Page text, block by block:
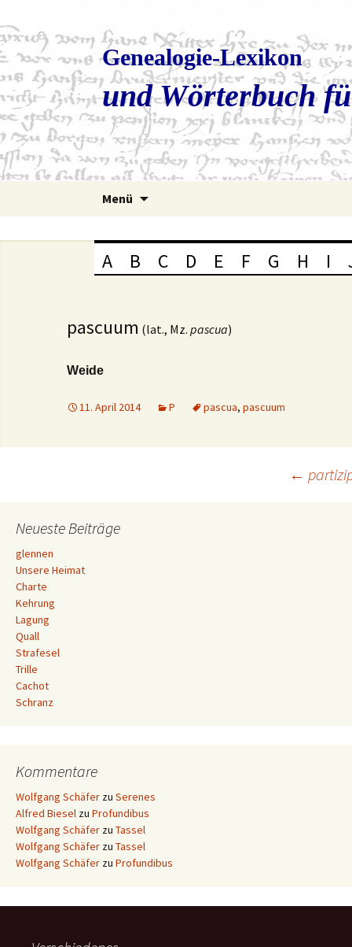
Genealogie-Lexikon
und Wörterbuch
Menü
A B C D E F G H I
pascuum (lat., Mz. pascua)
Weide
11. April 2014 P pascua, pascuum
Navigation
←
Neueste Beiträge
glennen
Unsere Heimat
Charte
Kehrung
Lagung
Quall
Strafesel
Trille
Cachot
Schranz
Kommentare
Wolfgang Schäfer zu Serenes
Alfred Biesel zu Profundibus
Wolfgang Schäfer zu Tassel
Wolfgang Schäfer zu Tassel
Wolfgang Schäfer zu Profundibus